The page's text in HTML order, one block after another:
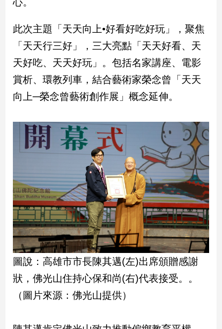
觀
點
兩
國
際
新
病
毒
專
區
南
台
觀
點
此次主題「天天向上•好看好吃好玩」，聚焦
「天天行三好」，三大亮點「天天好看、天
天好吃、天天好玩」。包括名家講座、電影
賞析、環教列車，結合藝術家榮念曾「天天
向上─榮念曾藝術創作展」概念延伸。
圖說：高雄市市長陳其邁(左)出席頒贈感謝
狀，佛光山住持心保和尚(右)代表接受。。
（圖片來源：佛光山提供）